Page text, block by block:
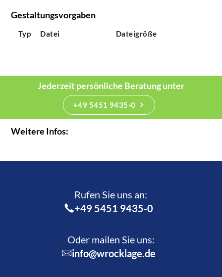
Gestaltungsvorgaben
Typ Datei Dateigröße
Jederzeit persönliche Beratung unter
+49 5451 9435-0
Weitere Infos:
Rufen Sie uns an:­
+49 5451 9435-0
Oder mailen Sie uns:
info@wrocklage.de